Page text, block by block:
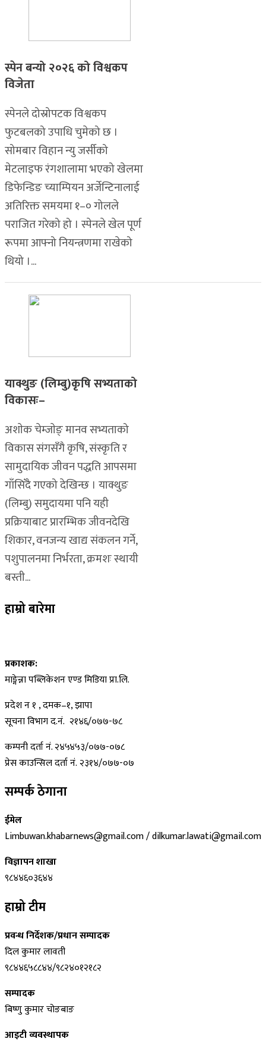
स्पेन बन्यो २०२६ को विश्वकप
विजेता
स्पेनले दोस्रोपटक विश्वकप
फुटबलको उपाधि चुमेको छ ।
सोमबार विहान न्यु जर्सीको
मेटलाइफ रंगशालामा भएको खेलमा
डिफेन्डिङ च्याम्पियन अर्जेन्टिनालाई
अतिरिक्त समयमा १–० गोलले
पराजित गरेको हो । स्पेनले खेल पूर्ण
रूपमा आफ्नो नियन्त्रणमा राखेको
थियो ।...
याक्थुङ (लिम्बु)कृषि सभ्यताको
विकासः–
अशाेक चेम्जाेङ् मानव सभ्यताको
विकास संगसँगै कृषि, संस्कृति र
सामुदायिक जीवन पद्धति आपसमा
गाँसिँदै गएको देखिन्छ । याक्थुङ
(लिम्बु) समुदायमा पनि यही
प्रक्रियाबाट प्रारम्भिक जीवनदेखि
शिकार, वनजन्य खाद्य संकलन गर्ने,
पशुपालनमा निर्भरता, क्रमशः स्थायी
बस्ती...
हाम्रो बारेमा
प्रकाशक:
माङ्गेन्ना पब्लिकेशन एण्ड मिडिया प्रा.लि.
प्रदेश न १ , दमक–१, झापा
सूचना विभाग द.नं. २१४६/०७७-७८
कम्पनी दर्ता नं. २४५४५३/०७७-०७८
प्रेस काउन्सिल दर्ता नं. २३१४/०७७-०७
सम्पर्क ठेगाना
ईमेल
Limbuwan.khabarnews@gmail.com / dilkumar.lawati@gmail.com
विज्ञापन शाखा
९८४४६०३६४४
हाम्रो टीम
प्रवन्ध निर्देशक/प्रधान सम्पादक
दिल कुमार लावती
९८४४६५८८४४/९८२४०१२१८२
सम्पादक
बिष्णु कुमार चोङबाङ
आइटी व्यवस्थापक